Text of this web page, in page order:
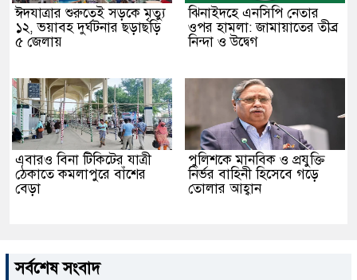
ঈদযাত্রার শুরুতেই সড়কে মৃত্যু
১২, ভয়াবহ দুর্ঘটনার ছড়াছড়ি
৫ জেলায়
ঝিনাইদহে এনসিপি নেতার
ওপর হামলা: জামায়াতের তীব্র
নিন্দা ও উদ্বেগ
এবারও বিনা টিকিটের যাত্রী
ঠেকাতে কমলাপুরে বাঁশের
বেড়া
পুলিশকে মানবিক ও প্রযুক্তি
নির্ভর বাহিনী হিসেবে গড়ে
তোলার আহ্বান
সর্বশেষ সংবাদ